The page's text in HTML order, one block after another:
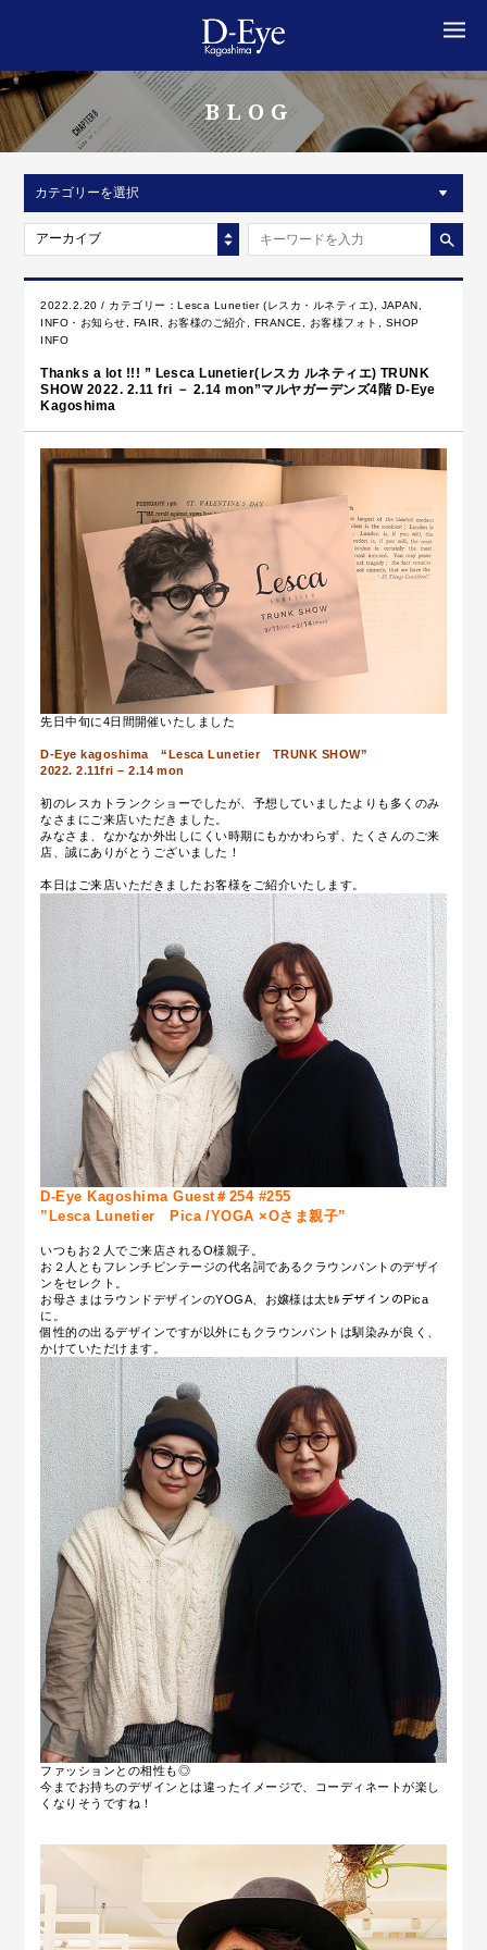
BLOG
カテゴリーを選択
アーカイブ
2022.2.20 / カテゴリー：Lesca Lunetier (レスカ・ルネティエ) JAPAN
INFO・お知らせ
FAIR お客様のご紹介 FRANCE お客様フォト
SHOP
INFO
Thanks a lot !!! ” Lesca Lunetier(レスカ ルネティエ) TRUNK
SHOW 2022. 2.11 fri － 2.14 mon”マルヤガーデンズ4階 D-Eye
Kagoshima
先日中旬に4日間開催いたしました
D-Eye kagoshima “Lesca Lunetier TRUNK SHOW”
2022. 2.11fri – 2.14 mon
初のレスカトランクショーでしたが、予想していましたよりも多くのみ
なさまにご来店いただきました。
みなさま、なかなか外出しにくい時期にもかかわらず、たくさんのご来
店、誠にありがとうございました！
本日はご来店いただきましたお客様をご紹介いたします。
D-Eye Kagoshima Guest＃254 #255
”Lesca Lunetier Pica /YOGA ×Oさま親子”
いつもお２人でご来店されるO様親子。
お２人ともフレンチビンテージの代名詞であるクラウンパントのデザイ
ンをセレクト。
お母さまはラウンドデザインのYOGA、お嬢様は太ｾﾙデザインのPica
に。
個性的の出るデザインですが以外にもクラウンパントは馴染みが良く、
かけていただけます。
ファッションとの相性も◎
今までお持ちのデザインとは違ったイメージで、コーディネートが楽し
くなりそうですね！